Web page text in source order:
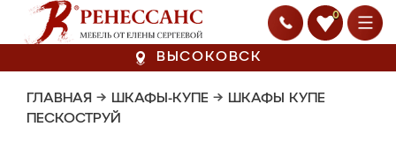
0
ВЫСОКОВСК
ГЛАВНАЯ → ШКАФЫ-КУПЕ → ШКАФЫ КУПЕ
ПЕСКОСТРУЙ